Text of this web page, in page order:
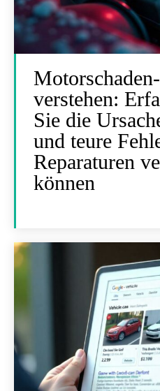
verstehen:
Sie die
und teure
Reparaturen
können